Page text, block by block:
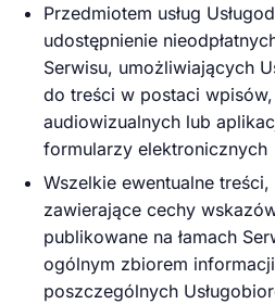
Przedmiotem usług
udostępnienie
Serwisu, umożliwiających
do treści w postaci wpisów,
audiowizualnych lub
formularzy elektronicznych
Wszelkie ewentualne
zawierające cechy
publikowane na łamach
ogólnym zbiorem
poszczególnych